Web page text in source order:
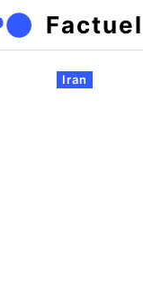
Factuel
Iran